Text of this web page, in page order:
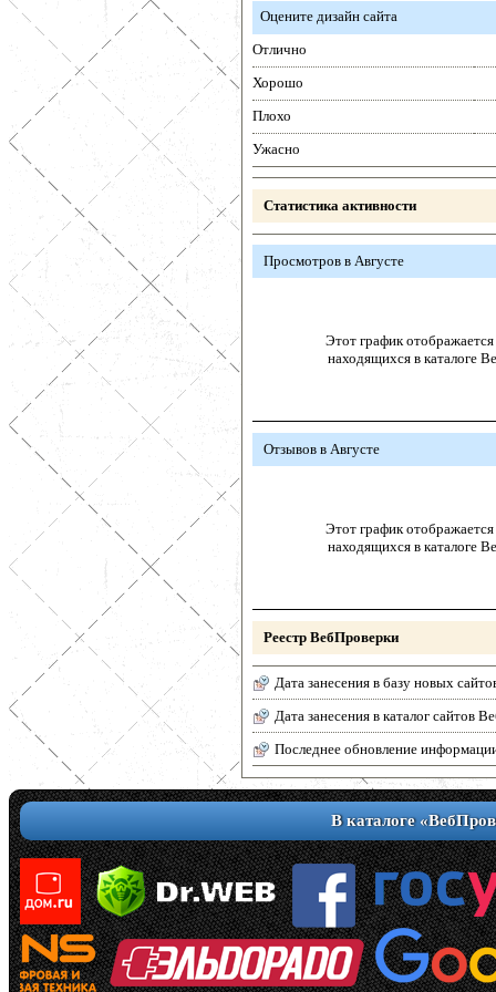
Оцените дизайн сайта
Отлично
Хорошо
Плохо
Ужасно
Статистика активности
Просмотров в Августе
Этот график отображается
находящихся в каталоге
Отзывов в Августе
Этот график отображается
находящихся в каталоге
Реестр ВебПроверки
Дата занесения в базу новых
Дата занесения в каталог сайтов
Последнее обновление
В каталоге